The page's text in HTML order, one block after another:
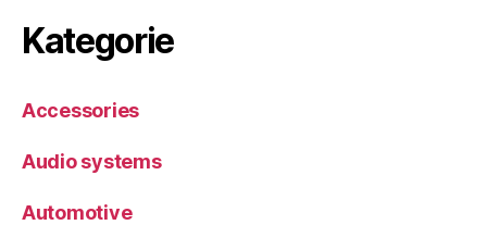
Kategorie
Accessories
Audio systems
Automotive